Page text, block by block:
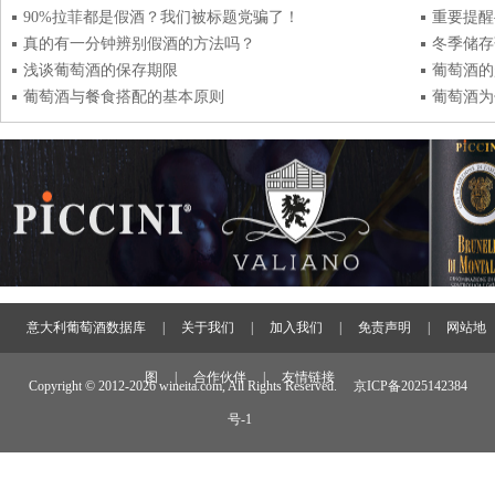
90%拉菲都是假酒？我们被标题党骗了！
重要提
真的有一分钟辨别假酒的方法吗？
冬季储
浅谈葡萄酒的保存期限
葡萄酒
葡萄酒与餐食搭配的基本原则
葡萄酒
意大利葡萄酒数据库 关于我们 加入我们 免责声明 网站地
图 合作伙伴 友情链接
Copyright © 2012-2026 wineita.com, All Rights Reserved. 京ICP备2025142384
号-1